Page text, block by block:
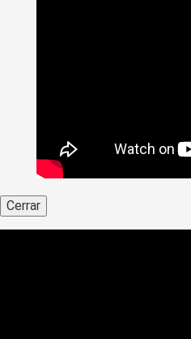
Cerrar